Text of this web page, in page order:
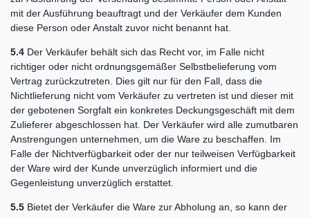
mit der Ausführung beauftragt und der Verkäufer dem Kunden
diese Person oder Anstalt zuvor nicht benannt hat.
5.4 Der Verkäufer behält sich das Recht vor, im Falle nicht
richtiger oder nicht ordnungsgemäßer Selbstbelieferung vom
Vertrag zurückzutreten. Dies gilt nur für den Fall, dass die
Nichtlieferung nicht vom Verkäufer zu vertreten ist und dieser mit
der gebotenen Sorgfalt ein konkretes Deckungsgeschäft mit dem
Zulieferer abgeschlossen hat. Der Verkäufer wird alle zumutbaren
Anstrengungen unternehmen, um die Ware zu beschaffen. Im
Falle der Nichtverfügbarkeit oder der nur teilweisen Verfügbarkeit
der Ware wird der Kunde unverzüglich informiert und die
Gegenleistung unverzüglich erstattet.
5.5 Bietet der Verkäufer die Ware zur Abholung an, so kann der